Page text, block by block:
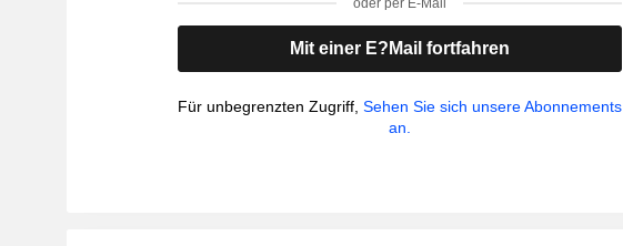
oder per E-Mail
Mit einer E?Mail fortfahren
Für unbegrenzten Zugriff,Sehen Sie sich unsere Abonnements
an.